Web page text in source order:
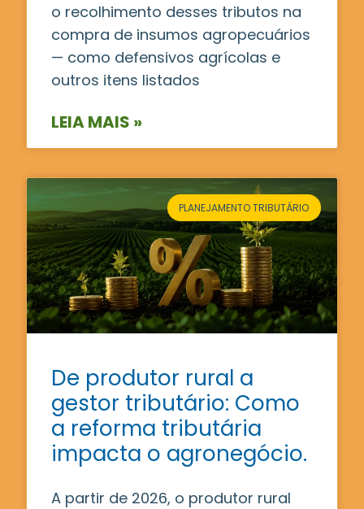
o recolhimento desses tributos na
compra de insumos agropecuários
— como defensivos agrícolas e
outros itens listados
LEIA MAIS »
PLANEJAMENTO TRIBUTÁRIO
De produtor rural a
gestor tributário: Como
a reforma tributária
impacta o agronegócio.
A partir de 2026, o produtor rural